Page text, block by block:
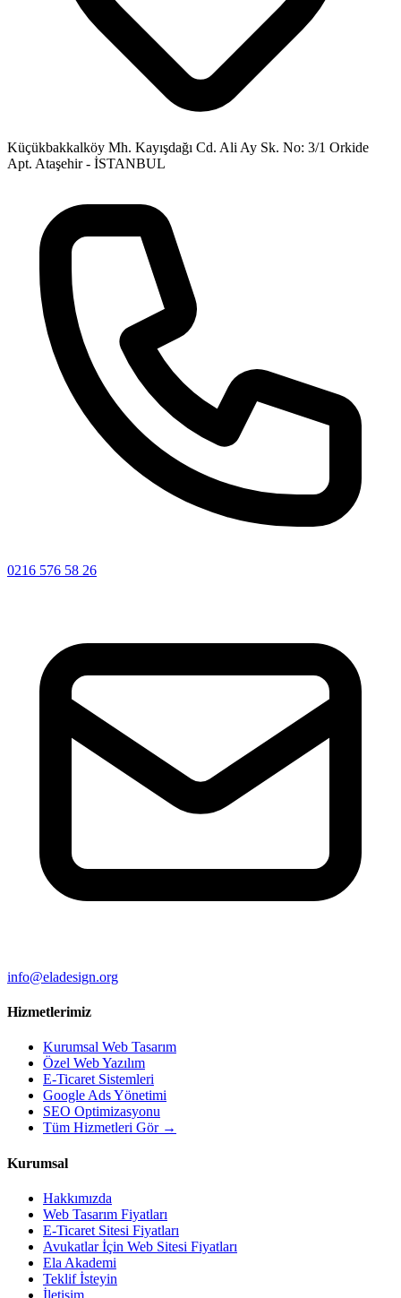
Küçükbakkalköy Mh. Kayışdağı Cd. Ali Ay Sk. No: 3/1 Orkide
Apt. Ataşehir - İSTANBUL
0216 576 58 26
info@eladesign.org
Hizmetlerimiz
Kurumsal Web Tasarım
Özel Web Yazılım
E-Ticaret Sistemleri
Google Ads Yönetimi
SEO Optimizasyonu
Tüm Hizmetleri Gör →
Kurumsal
Hakkımızda
Web Tasarım Fiyatları
E-Ticaret Sitesi Fiyatları
Avukatlar İçin Web Sitesi Fiyatları
Ela Akademi
Teklif İsteyin
İletişim